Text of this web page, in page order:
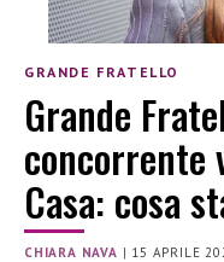
GRANDE FRATELLO
Grande
concorrente
Casa: cosa
CHIARA NAVA | 15 APRILE